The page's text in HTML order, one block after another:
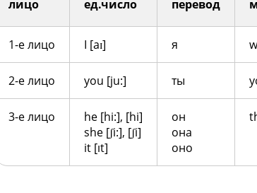
лицо ед.число перевод
1-е лицо I [aɪ] я
2-е лицо you [ju:] ты
3-е лицо
he [hi:], [hi]
she [ʃi:], [ʃi]
it [ıt]
он
она
оно